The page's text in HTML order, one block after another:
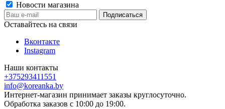
Новости магазина
Оставайтесь на связи
Вконтакте
Instagram
Наши контакты
+375293411551
info@koreanka.by
Интернет-магазин принимает заказы круглосуточно.
Обработка заказов с 10:00 до 19:00.